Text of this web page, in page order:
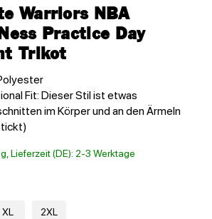
Warriors NBA
Practice Day
Trikot
Fit: Dieser Stil ist etwas
im Körper und an den Ärmeln
Lieferzeit (DE): 2-3 Werktage
XL 2XL